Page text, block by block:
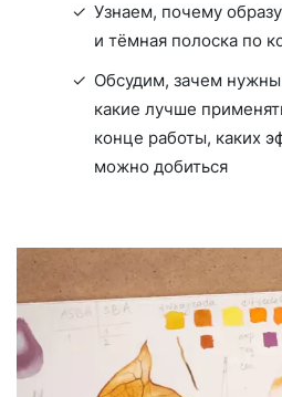
Узнаем, почему
и тёмная полоска по
Обсудим, зачем
какие лучше
конце работы, каких
можно добиться